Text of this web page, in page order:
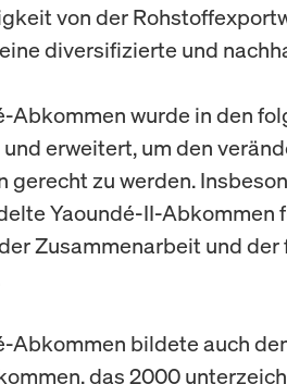
von der
diversifizierte und
Abkommen wurde in den
erweitert, um den
gerecht zu werden.
Yaoundé-II-Abkommen
Zusammenarbeit und
Abkommen bildete auch
das 2000